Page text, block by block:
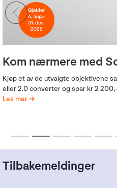
Røde-rabatter
Gjør en god deal på utvalgte
Les mer
Tilbakemeldinger